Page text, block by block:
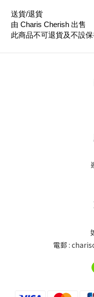
送貨/退貨
由 Charis Cherish 出售
此商品不可退貨及不設保
電郵 :